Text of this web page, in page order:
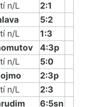
n/L
2:1
5:2
n/L
1:3
4:3p
n/L
5:0
2:3p
n/L
2:3
6:5sn